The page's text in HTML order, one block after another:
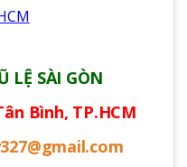
LỆ SÀI GÒN
Bình, TP.HCM